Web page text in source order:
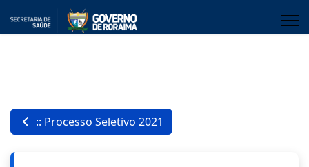
:: Processo Seletivo 2021